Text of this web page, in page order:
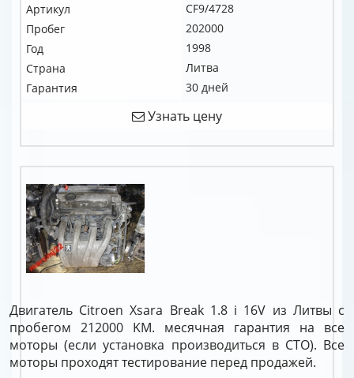
Артикул
CF9/4728
Пробег
202000
Год
1998
Страна
Литва
Гарантия
30 дней
Узнать цену
Двигатель Citroen Xsara Break 1.8 i 16V из Литвы с
пробегом 212000 KM. месячная гарантия на все
моторы (если установка производиться в СТО). Все
моторы проходят тестирование перед продажей.